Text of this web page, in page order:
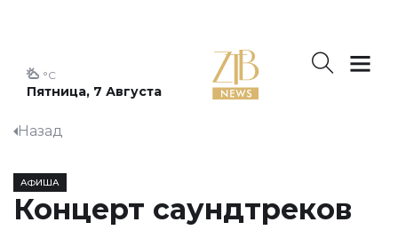
Пятница, 7 Августа
°C
Назад
АФИША
Концерт саундтреков